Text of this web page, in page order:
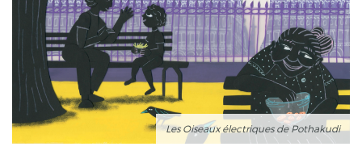
Les Oiseaux électriques de Pothakudi